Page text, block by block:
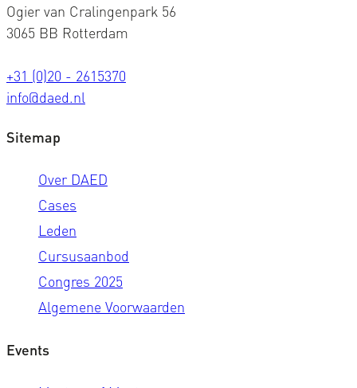
Ogier van Cralingenpark 56
3065 BB Rotterdam
+31 (0)20 - 2615370
info@daed.nl
Sitemap
Over DAED
Cases
Leden
Cursusaanbod
Congres 2025
Algemene Voorwaarden
Events